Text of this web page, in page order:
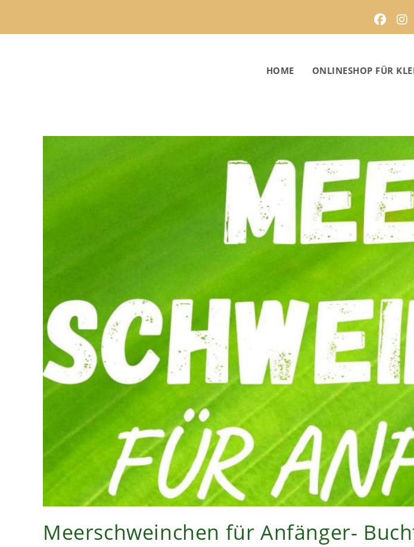
HOME ONLINESHOP FÜR
Meerschweinchen für Anfänger-